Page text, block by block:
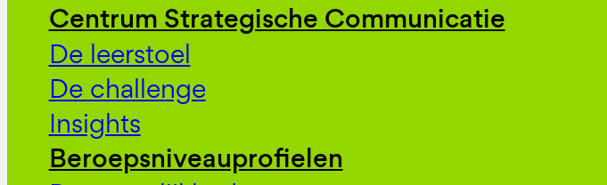
Centrum Strategische Communicatie
De leerstoel
De challenge
Insights
Beroepsniveauprofielen